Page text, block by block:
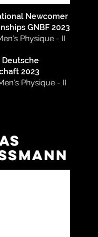
Newcomer
GNBF 2023
Physique - II
Deutsche
2023
Physique - II